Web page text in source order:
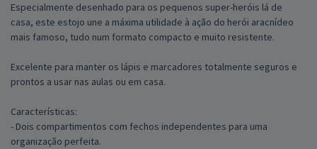
Especialmente desenhado para os pequenos super-heróis lá de
casa, este estojo une a máxima utilidade à ação do herói aracnídeo
mais famoso, tudo num formato compacto e muito resistente.
Excelente para manter os lápis e marcadores totalmente seguros e
prontos a usar nas aulas ou em casa.
Características:
- Dois compartimentos com fechos independentes para uma
organização perfeita.